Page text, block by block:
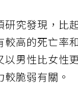
研究發現，比
較高的死亡率
以男性比女性
脆弱有關。